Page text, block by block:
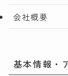
会社概要
基本情報・